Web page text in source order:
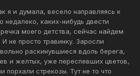
я и думала, весело направляясь к
недалеко, каких-нибудь двести
моего детства, сейчас найдем
не просто травинку. Заросли
раскинувшиеся вдоль берега,
и желтых, уже переспевших цветов,
порхали стрекозы. Тут не то что